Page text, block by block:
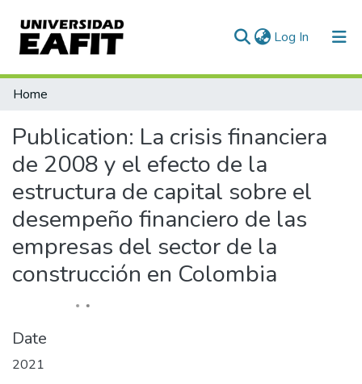
Log In (current)
Communities & Collections
Statistics
Home
Publication: La crisis financiera
de 2008 y el efecto de la
estructura de capital sobre el
desempeño financiero de las
empresas del sector de la
construcción en Colombia
Date
2021